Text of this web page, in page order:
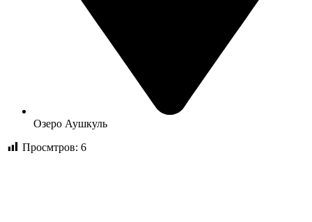
Озеро Аушкуль
Просмтров: 6